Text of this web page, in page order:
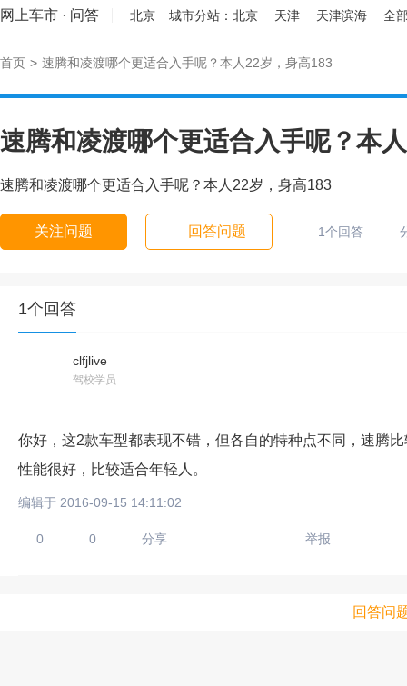
网上车市 · 问答 北京 城市分站： 北京 天津 天津滨海 全
首页 > 速腾和凌渡哪个更适合入手呢？本人22岁，身高183
速腾和凌渡哪个更适合入手呢？本
速腾和凌渡哪个更适合入手呢？本人22岁，身高183
关注问题 回答问题 1个回答
1个回答
clfjlive
驾校学员
你好，这2款车型都表现不错，但各自的特种点不同，速腾
性能很好，比较适合年轻人。
编辑于 2016-09-15 14:11:02
0 0 分享 举报
回答问